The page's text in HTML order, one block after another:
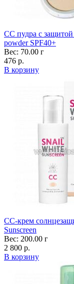
CC пудра с
powder SPF40+
Вес: 70.00 г
476 р.
В корзину
CC-крем
Sunscreen
Вес: 200.00 г
2 800 р.
В корзину